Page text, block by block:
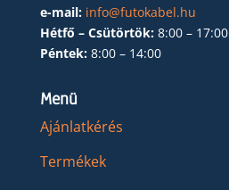
e-mail: info@futokabel.hu
Hétfő – Csütörtök: 8:00 – 17:00
Péntek: 8:00 – 14:00
Menü
Ajánlatkérés
Termékek